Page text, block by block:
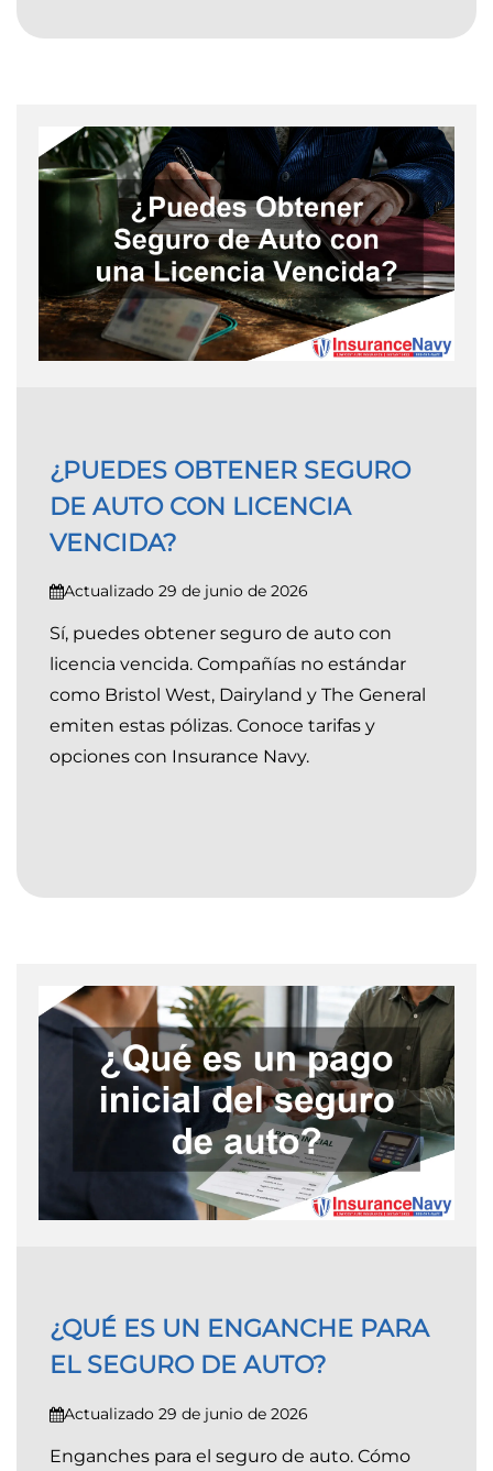
¿PUEDES OBTENER SEGURO
DE AUTO CON LICENCIA
VENCIDA?
Actualizado 29 de junio de 2026
Sí, puedes obtener seguro de auto con
licencia vencida. Compañías no estándar
como Bristol West, Dairyland y The General
emiten estas pólizas. Conoce tarifas y
opciones con Insurance Navy.
¿QUÉ ES UN ENGANCHE PARA
EL SEGURO DE AUTO?
Actualizado 29 de junio de 2026
Enganches para el seguro de auto. Cómo